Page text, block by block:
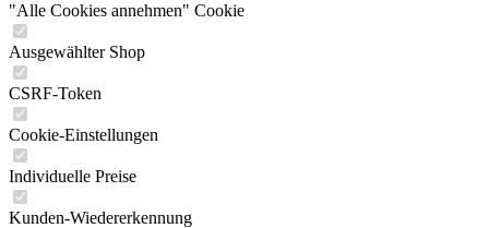
"Alle Cookies annehmen" Cookie
Ausgewählter Shop
CSRF-Token
Cookie-Einstellungen
Individuelle Preise
Kunden-Wiedererkennung